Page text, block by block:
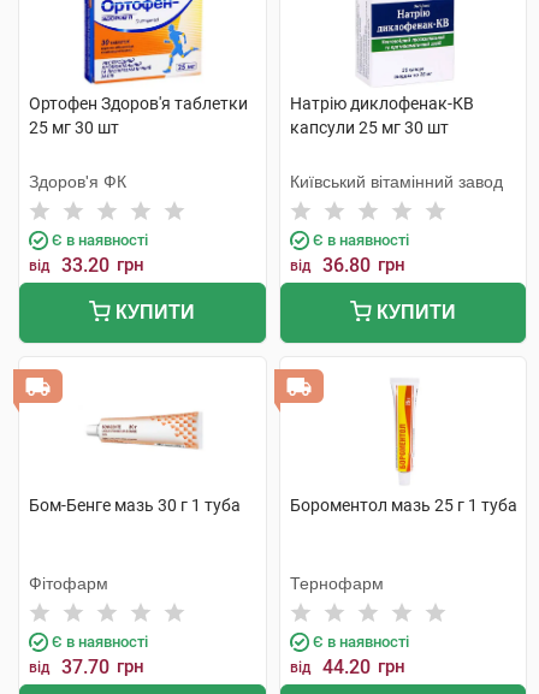
Ортофен Здоров'я таблетки
25 мг 30 шт
Здоров'я ФК
Є в наявності
від 33.20 грн
КУПИТИ
Натрію диклофенак-КВ
капсули 25 мг 30 шт
Київський вітамінний завод
Є в наявності
від 36.80 грн
КУПИТИ
Бом-Бенге мазь 30 г 1 туба
Фітофарм
Є в наявності
від 37.70 грн
Бороментол мазь 25 г 1 туба
Тернофарм
Є в наявності
від 44.20 грн